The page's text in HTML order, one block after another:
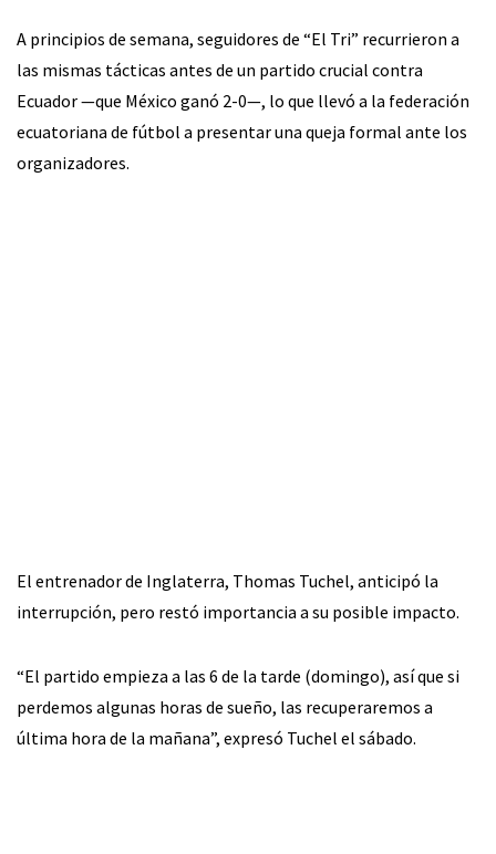
A principios de semana, seguidores de “El Tri” recurrieron a
las mismas tácticas antes de un partido crucial contra
Ecuador —que México ganó 2-0—, lo que llevó a la federación
ecuatoriana de fútbol a presentar una queja formal ante los
organizadores.
El entrenador de Inglaterra, Thomas Tuchel, anticipó la
interrupción, pero restó importancia a su posible impacto.
“El partido empieza a las 6 de la tarde (domingo), así que si
perdemos algunas horas de sueño, las recuperaremos a
última hora de la mañana”, expresó Tuchel el sábado.